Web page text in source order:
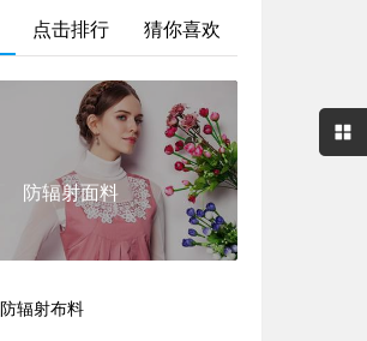
点击排行 猜你喜欢
防辐射面料
防辐射布料